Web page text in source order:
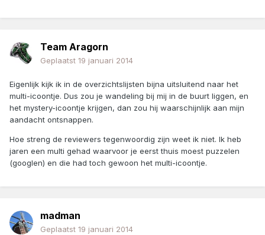
Team Aragorn
Geplaatst 19 januari 2014
Eigenlijk kijk ik in de overzichtslijsten bijna uitsluitend naar het
multi-icoontje. Dus zou je wandeling bij mij in de buurt liggen, en
het mystery-icoontje krijgen, dan zou hij waarschijnlijk aan mijn
aandacht ontsnappen.
Hoe streng de reviewers tegenwoordig zijn weet ik niet. Ik heb
jaren een multi gehad waarvoor je eerst thuis moest puzzelen
(googlen) en die had toch gewoon het multi-icoontje.
madman
Geplaatst 19 januari 2014